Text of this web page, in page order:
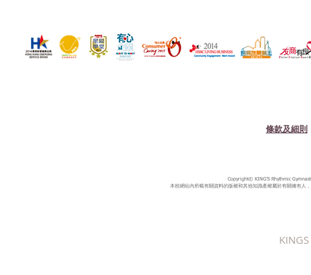
條款及細則
Copyright© KING'S Rhythmic
本校網站內所載有關資料的版權和其他知識產權屬於有關擁有人